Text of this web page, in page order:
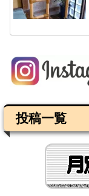
投稿一覧